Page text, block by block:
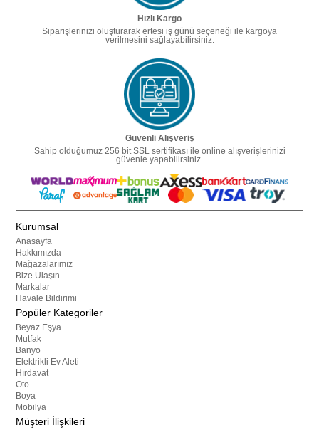
Hızlı Kargo
Siparişlerinizi oluşturarak ertesi iş günü seçeneği ile kargoya
verilmesini sağlayabilirsiniz.
Güvenli Alışveriş
Sahip olduğumuz 256 bit SSL sertifikası ile online alışverişlerinizi
güvenle yapabilirsiniz.
Kurumsal
Anasayfa
Hakkımızda
Mağazalarımız
Bize Ulaşın
Markalar
Havale Bildirimi
Popüler Kategoriler
Beyaz Eşya
Mutfak
Banyo
Elektrikli Ev Aleti
Hırdavat
Oto
Boya
Mobilya
Müşteri İlişkileri